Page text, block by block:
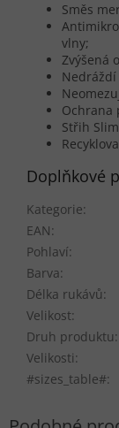
Směs
vlny;
Zvýšená
Nedráždí
Ochrana
Střih
Doplňkové
Kategorie:
EAN:
Pohlaví:
Barva:
Délka rukávů:
Velikost:
Druh produktu:
Velikosti:
#sizes_table#: